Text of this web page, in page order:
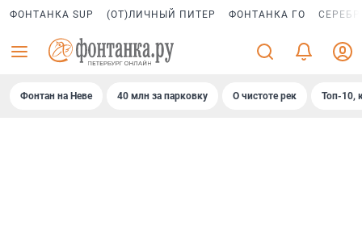
ФОНТАНКА SUP (ОТ)ЛИЧНЫЙ ПИТЕР ФОНТАНКА ГО
Фонтан на Неве 40 млн за парковку О чистоте рек Топ-10,